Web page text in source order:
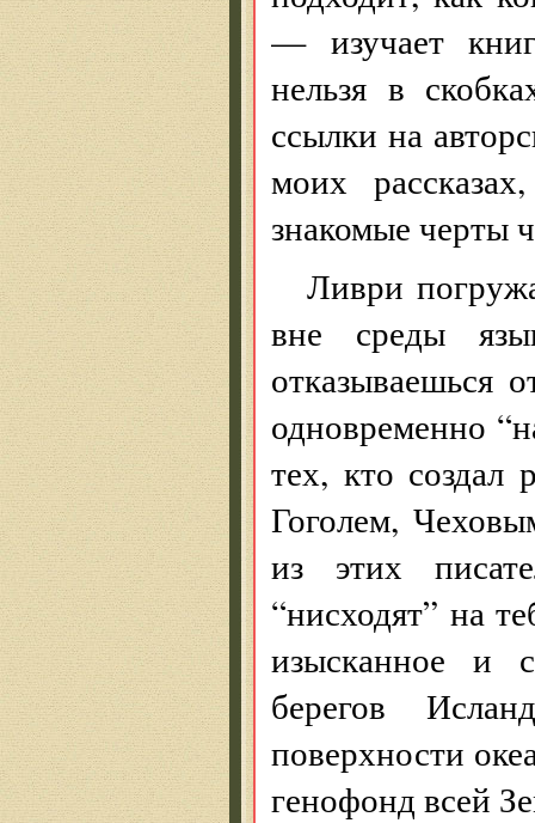
— изучает
нельзя в
ссылки на
моих
знакомые черты
Ливри
вне среды
отказываешься
одновременно
тех, кто
Гоголем,
из этих
“нисходят” на
изысканное и
берегов
поверхности
генофонд всей